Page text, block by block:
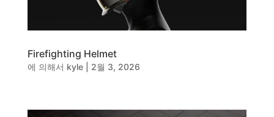
사진, 광고디자인 - 중외제약
패키지, 디자인 - 고려은단
동영상 - ㈜고피자
동영상 - 모모스커피㈜
Firefighting Helmet
에 의해서 kyle| 2월 3, 2026